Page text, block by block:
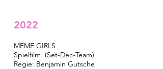
2022
MEME GIRLS
Spielfilm (Set-Dec-Team)
Regie: Benjamin Gutsche